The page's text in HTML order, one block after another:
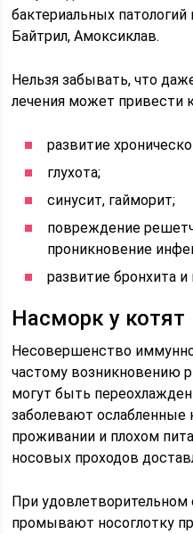
бактериальных
Байтрил, Амоксиклав.
Нельзя забывать, что
лечения может привести
развитие
глухота;
синусит, гайморит;
повреждение
проникновение
развитие бронхита
Насморк у котят
Несовершенство
частому возникновению
могут быть
заболевают ослабленные
проживании и плохом
носовых проходов
При удовлетворительном
промывают носоглотку